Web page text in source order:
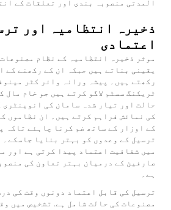
المدتی منصوبہ بندی اور تعلقات کے
ذخیرہ انتظامیہ اور
اعتمادی
موثر ذخیرہ انتظامیہ کے نظام
یقینی بناتے ہیں جبکہ ان کے رکھنے کے
رکھتے ہیں۔ پیشہ ورانہ وائر کٹر
ٹریکنگ سسٹم لاگو کرتے ہیں جو خام مال
حالت اور تیار شدہ سامان کی انوینٹری
کی نمائش فراہم کرتے ہیں۔ ان نظاموں
کے اوزار کے ساتھ ضم کرنا چاہئے تاکہ
ترسیل کے وعدوں کو بہتر بنایا
میں شفافیت اعتماد پیدا کرتی ہے اور
صارفین کے درمیان بہتر تعاون کی
ہے۔
ترسیل کی قابل اعتماد دونوں وقت کی
مصنوعات کی حالت شامل ہے. تشخیص میں